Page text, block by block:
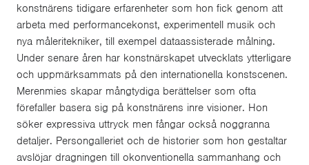
konstnärens tidigare erfarenheter som hon fick genom att
arbeta med performancekonst, experimentell musik och
nya måleritekniker, till exempel dataassisterade målning.
Under senare åren har konstnärskapet utvecklats ytterligare
och uppmärksammats på den internationella konstscenen.
Merenmies skapar mångtydiga berättelser som ofta
förefaller basera sig på konstnärens inre visioner. Hon
söker expressiva uttryck men fångar också noggranna
detaljer. Persongalleriet och de historier som hon gestaltar
avslöjar dragningen till okonventionella sammanhang och